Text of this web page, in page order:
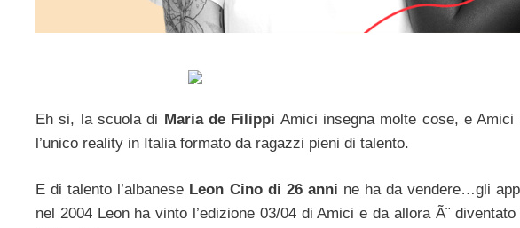
Eh si, la scuola di Maria de Filippi Amici insegna molte cose, e
l’unico reality in Italia formato da ragazzi pieni di talento.
E di talento l’albanese Leon Cino di 26 anni ne ha da vendere…gli
nel 2004 Leon ha vinto l’edizione 03/04 di Amici e da allora Ã¨